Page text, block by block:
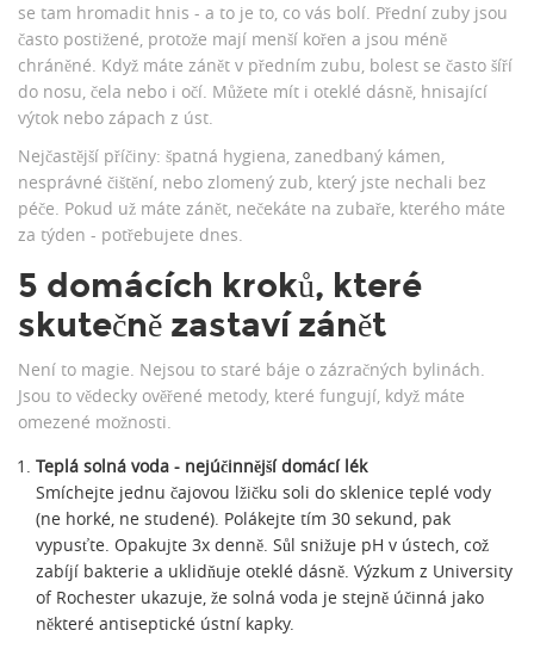
se tam hromadit hnis - a to je to, co vás bolí. Přední zuby jsou
často postižené, protože mají menší kořen a jsou méně
chráněné. Když máte zánět v předním zubu, bolest se často šíří
do nosu, čela nebo i očí. Můžete mít i oteklé dásně, hnisající
výtok nebo zápach z úst.
Nejčastější příčiny: špatná hygiena, zanedbaný kámen,
nesprávné čištění, nebo zlomený zub, který jste nechali bez
péče. Pokud už máte zánět, nečekáte na zubaře, kterého máte
za týden - potřebujete dnes.
5 domácích kroků, které
skutečně zastaví zánět
Není to magie. Nejsou to staré báje o zázračných bylinách.
Jsou to vědecky ověřené metody, které fungují, když máte
omezené možnosti.
Teplá solná voda - nejúčinnější domácí lék
Smíchejte jednu čajovou lžičku soli do sklenice teplé vody
(ne horké, ne studené). Polákejte tím 30 sekund, pak
vypusťte. Opakujte 3x denně. Sůl snižuje pH v ústech, což
zabíjí bakterie a uklidňuje oteklé dásně. Výzkum z University
of Rochester ukazuje, že solná voda je stejně účinná jako
některé antiseptické ústní kapky.